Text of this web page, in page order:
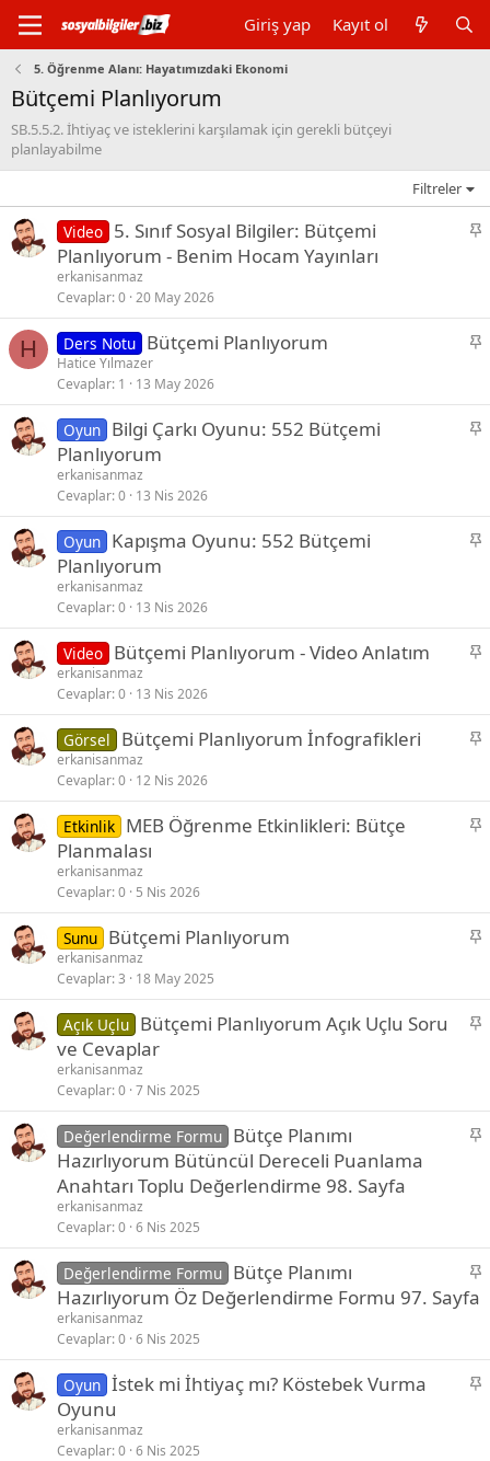
Giriş yap Kayıt ol
5. Öğrenme Alanı: Hayatımızdaki Ekonomi
Bütçemi Planlıyorum
SB.5.5.2. İhtiyaç ve isteklerini karşılamak için gerekli bütçeyi
planlayabilme
Filtreler
S
t
Video 5. Sınıf Sosyal Bilgiler: Bütçemi
Planlıyorum - Benim Hocam Yayınları
erkanisanmaz
Cevaplar 0 20 May 2026
H
S
i
t
Ders Notu Bütçemi Planlıyorum
Hatice Yılmazer
Cevaplar 1 13 May 2026
S
t
Oyun Bilgi Çarkı Oyunu: 552 Bütçemi
Planlıyorum
erkanisanmaz
Cevaplar 0 13 Nis 2026
S
t
Oyun Kapışma Oyunu: 552 Bütçemi
Planlıyorum
erkanisanmaz
Cevaplar 0 13 Nis 2026
S
i
t
Video Bütçemi Planlıyorum - Video Anlatım
erkanisanmaz
Cevaplar 0 13 Nis 2026
S
i
t
Görsel Bütçemi Planlıyorum İnfografikleri
erkanisanmaz
Cevaplar 0 12 Nis 2026
S
t
Etkinlik MEB Öğrenme Etkinlikleri: Bütçe
Planmalası
erkanisanmaz
Cevaplar 0 5 Nis 2026
S
i
t
Sunu Bütçemi Planlıyorum
erkanisanmaz
Cevaplar 3 18 May 2025
S
t
Açık Uçlu Bütçemi Planlıyorum Açık Uçlu Soru
ve Cevaplar
erkanisanmaz
Cevaplar 0 7 Nis 2025
S
Değerlendirme Formu Bütçe Planımı
Hazırlıyorum Bütüncül Dereceli Puanlama
Anahtarı Toplu Değerlendirme 98. Sayfa
erkanisanmaz
Cevaplar 0 6 Nis 2025
S
t
Değerlendirme Formu Bütçe Planımı
Hazırlıyorum Öz Değerlendirme Formu 97. Sayfa
erkanisanmaz
Cevaplar 0 6 Nis 2025
S
Oyun İstek mi İhtiyaç mı? Köstebek Vurma
Oyunu
erkanisanmaz
Cevaplar 0 6 Nis 2025